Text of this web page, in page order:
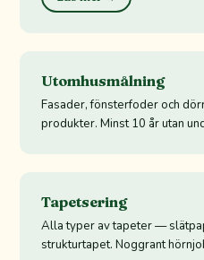
Utomhusmålning
Fasader, fönsterfoder och
produkter. Minst 10 år utan
Tapetsering
Alla typer av tapeter —
strukturtapet. Noggrant